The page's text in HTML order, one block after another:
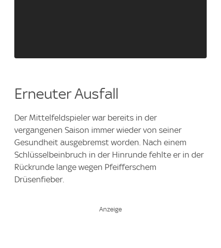
Erneuter Ausfall
Der Mittelfeldspieler war bereits in der
vergangenen Saison immer wieder von seiner
Gesundheit ausgebremst worden. Nach einem
Schlüsselbeinbruch in der Hinrunde fehlte er in der
Rückrunde lange wegen Pfeifferschem
Drüsenfieber.